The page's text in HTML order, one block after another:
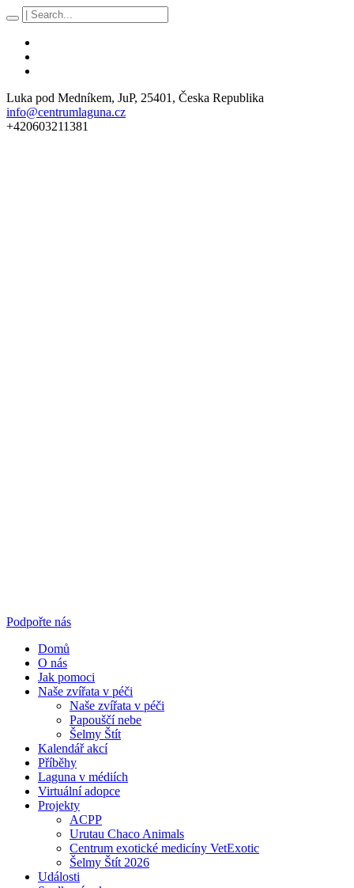
Luka pod Medníkem, JuP, 25401 , Česka Republika
info@centrumlaguna.cz
+420603211381
Podpořte nás
Domů
O nás
Jak pomoci
Naše zvířata v péči
Naše zvířata v péči
Papouščí nebe
Šelmy Štít
Kalendář akcí
Příběhy
Laguna v médiích
Virtuální adopce
Projekty
ACPP
Urutau Chaco Animals
Centrum exotické medicíny VetExotic
Šelmy Štít 2026
Události